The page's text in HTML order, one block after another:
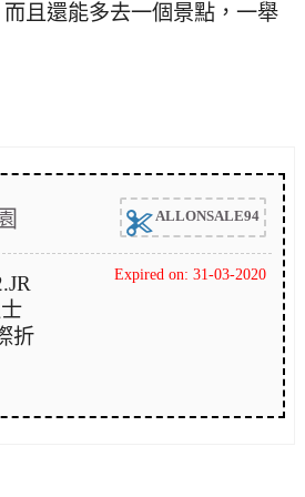
且還能多去一個景點，一舉
ALLONSALE94
折
Expired on: 31-03-2020